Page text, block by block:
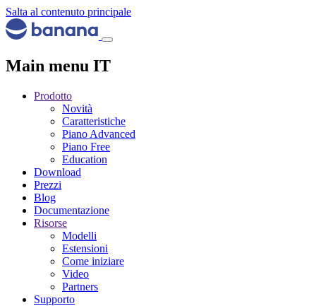
Salta al contenuto principale
Main menu IT
Prodotto
Novità
Caratteristiche
Piano Advanced
Piano Free
Education
Download
Prezzi
Blog
Documentazione
Risorse
Modelli
Estensioni
Come iniziare
Video
Partners
Supporto